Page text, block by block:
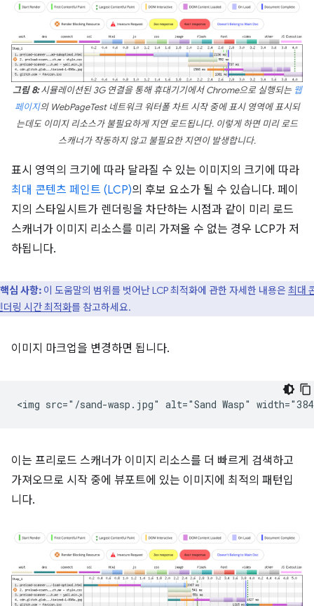
그림 8:시뮬레이션된 3G 연결을 통해 휴대기기에서 Chrome으로 실행되는 웹
페이지의 WebPageTest 네트워크 워터폴 차트 시작 중에 표시 영역에 표시되
는데도 이미지 리소스가 불필요하게 지연 로드됩니다. 이렇게 하면 미리 로드
스캐너가 작동하지 않고 불필요한 지연이 발생합니다.
표시 영역의 크기에 따라 달라질 수 있는 이미지의 크기에 따라
최대 콘텐츠 페인트 (LCP)의 후보 요소가 될 수 있습니다. 페이
지의 스타일시트가 렌더링을 차단하는 시점과 같이 미리 로드
스캐너가 이미지 리소스를 미리 가져올 수 없는 경우 LCP가 저
하됩니다.
핵심 사항: 이 도움말의 범위를 벗어난 LCP 최적화에 관한 자세한 내용은 최대
더링 시간 최적화를 참고하세요.
이미지 마크업을 변경하면 됩니다.
이는 프리로드 스캐너가 이미지 리소스를 더 빠르게 검색하고
가져오므로 시작 중에 뷰포트에 있는 이미지에 최적의 패턴입
니다.